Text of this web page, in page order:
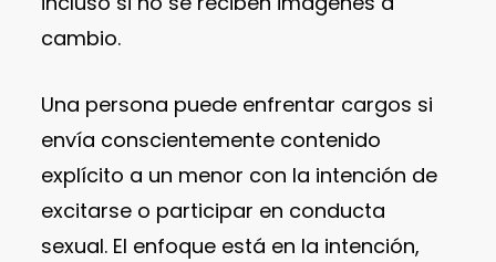
cambio.
Una persona puede enfrentar cargos si
envía conscientemente contenido
explícito a un menor con la intención de
excitarse o participar en conducta
sexual. El enfoque está en la intención,